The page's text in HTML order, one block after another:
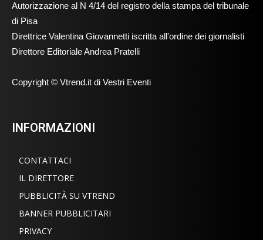
Autorizzazione al N 4/14 del registro della stampa del tribunale
di Pisa
Direttrice Valentina Giovannetti iscritta all'ordine dei giornalisti
Direttore Editoriale Andrea Pratelli
Copyright © Vtrend.it di Vestri Eventi
INFORMAZIONI
CONTATTACI
IL DIRETTORE
PUBBLICITÀ SU VTREND
BANNER PUBBLICITARI
PRIVACY